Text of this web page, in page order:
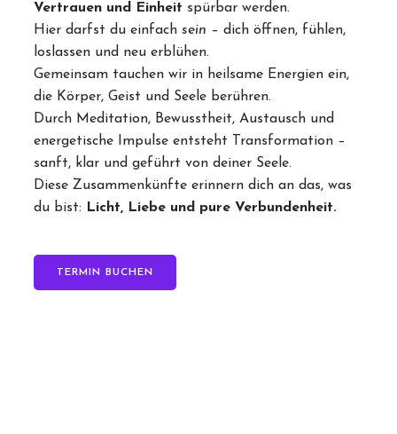
Vertrauen und Einheit spürbar werden.
Hier darfst du einfach sein – dich öffnen, fühlen,
loslassen und neu erblühen.
Gemeinsam tauchen wir in heilsame Energien ein,
die Körper, Geist und Seele berühren.
Durch Meditation, Bewusstheit, Austausch und
energetische Impulse entsteht Transformation –
sanft, klar und geführt von deiner Seele.
Diese Zusammenkünfte erinnern dich an das, was
du bist:
Licht, Liebe und pure Verbundenheit.
TERMIN BUCHEN